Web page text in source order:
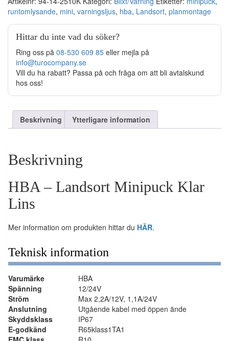
Lins
runtomlysande, mini, varningsljus, hba, Landsort, planmontage
Hittar du inte vad du söker?
Ring oss på 08-530 609 85 eller mejla på
info@turocompany.se
Vill du ha rabatt? Passa på och fråga om att bli avtalskund
hos oss!
Beskrivning Ytterligare information
Beskrivning
HBA – Landsort Minipuck Klar
Lins
Mer information om produkten hittar du HÄR.
Teknisk information
Varumärke
HBA
Spänning
12/24V
Ström
Max 2,2A/12V, 1,1A/24V
Anslutning
Utgående kabel med öppen ände
Skyddsklass
IP67
E-godkänd
R65klass1TA1